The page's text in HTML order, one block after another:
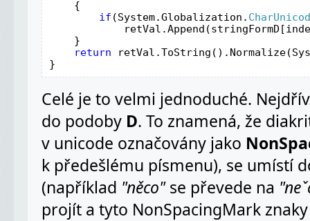
    {
if (System.Globalization.
    }
return
}
Celé je to velmi jednoduché.
do podoby D. To znamená, že
v unicode označovány jako
k předešlému písmenu), se umístí
(například "něco"se převede na
projít a tyto NonSpacingMark